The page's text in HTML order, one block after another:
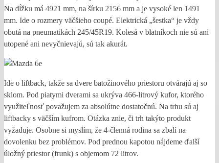
Na dĺžku má 4921 mm, na šírku 2156 mm a je vysoké len 1491
mm. Ide o rozmery väčšieho coupé. Elektrická „šestka“ je vždy
obutá na pneumatikách 245/45R19. Kolesá v blatníkoch nie sú ani
utopené ani nevyčnievajú, sú tak akurát.
Ide o liftback, takže sa dvere batožinového priestoru otvárajú aj so
sklom. Pod piatymi dverami sa ukrýva 466-litrový kufor, ktorého
využiteľnosť považujem za absolútne dostatočnú. Na trhu sú aj
liftbacky s väčším kufrom. Otázka znie, či trh takýto produkt
vyžaduje. Osobne si myslím, že 4-členná rodina sa zbalí na
dovolenku bez problémov. Pod prednou kapotou nájdeme ďalší
úložný priestor (frunk) s objemom 72 litrov.